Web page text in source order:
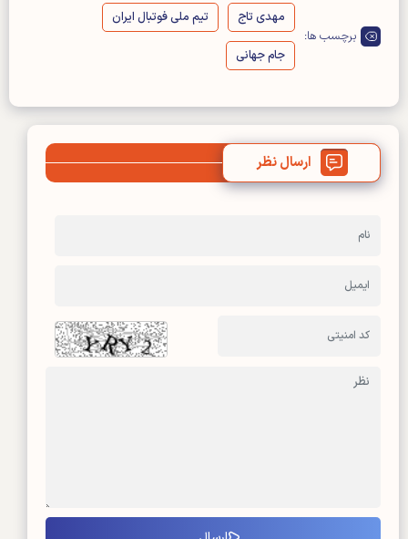
برچسب ها:
مهدی تاج تیم ملی فوتبال ایران
جام جهانی
ارسال نظر